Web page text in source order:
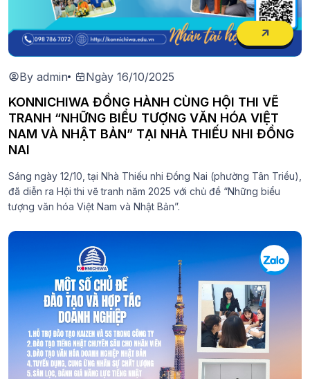
By admin Ngày 16/10/2025
KONNICHIWA ĐỒNG HÀNH CÙNG HỘI THI VẼ
TRANH “NHỮNG BIỂU TƯỢNG VĂN HÓA VIỆT
NAM VÀ NHẬT BẢN” TẠI NHÀ THIẾU NHI ĐỒNG
NAI
Sáng ngày 12/10, tại Nhà Thiếu nhi Đồng Nai (phường Tân Triều),
đã diễn ra Hội thi vẽ tranh năm 2025 với chủ đề “Những biểu
tượng văn hóa Việt Nam và Nhật Bản”.